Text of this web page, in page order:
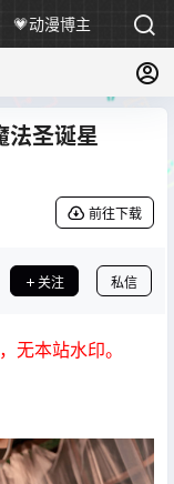
💗动漫博主
法圣诞星
前往下载
关注 私信
无本站水印。